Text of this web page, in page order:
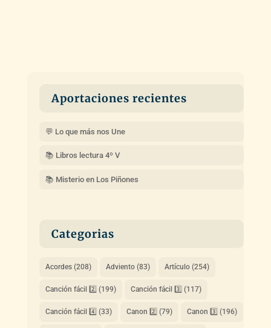
Aportaciones recientes
💬 Lo que más nos Une
📚 Libros lectura 4º V
📚 Misterio en Los Piñones
Categorias
Acordes(208) Adviento(83) Artículo(254)
Canción fácil 2️⃣ (199) Canción fácil 3️⃣ (117)
Canción fácil 4️⃣ (33) Canon 2️⃣ (79) Canon 3️⃣ (196)